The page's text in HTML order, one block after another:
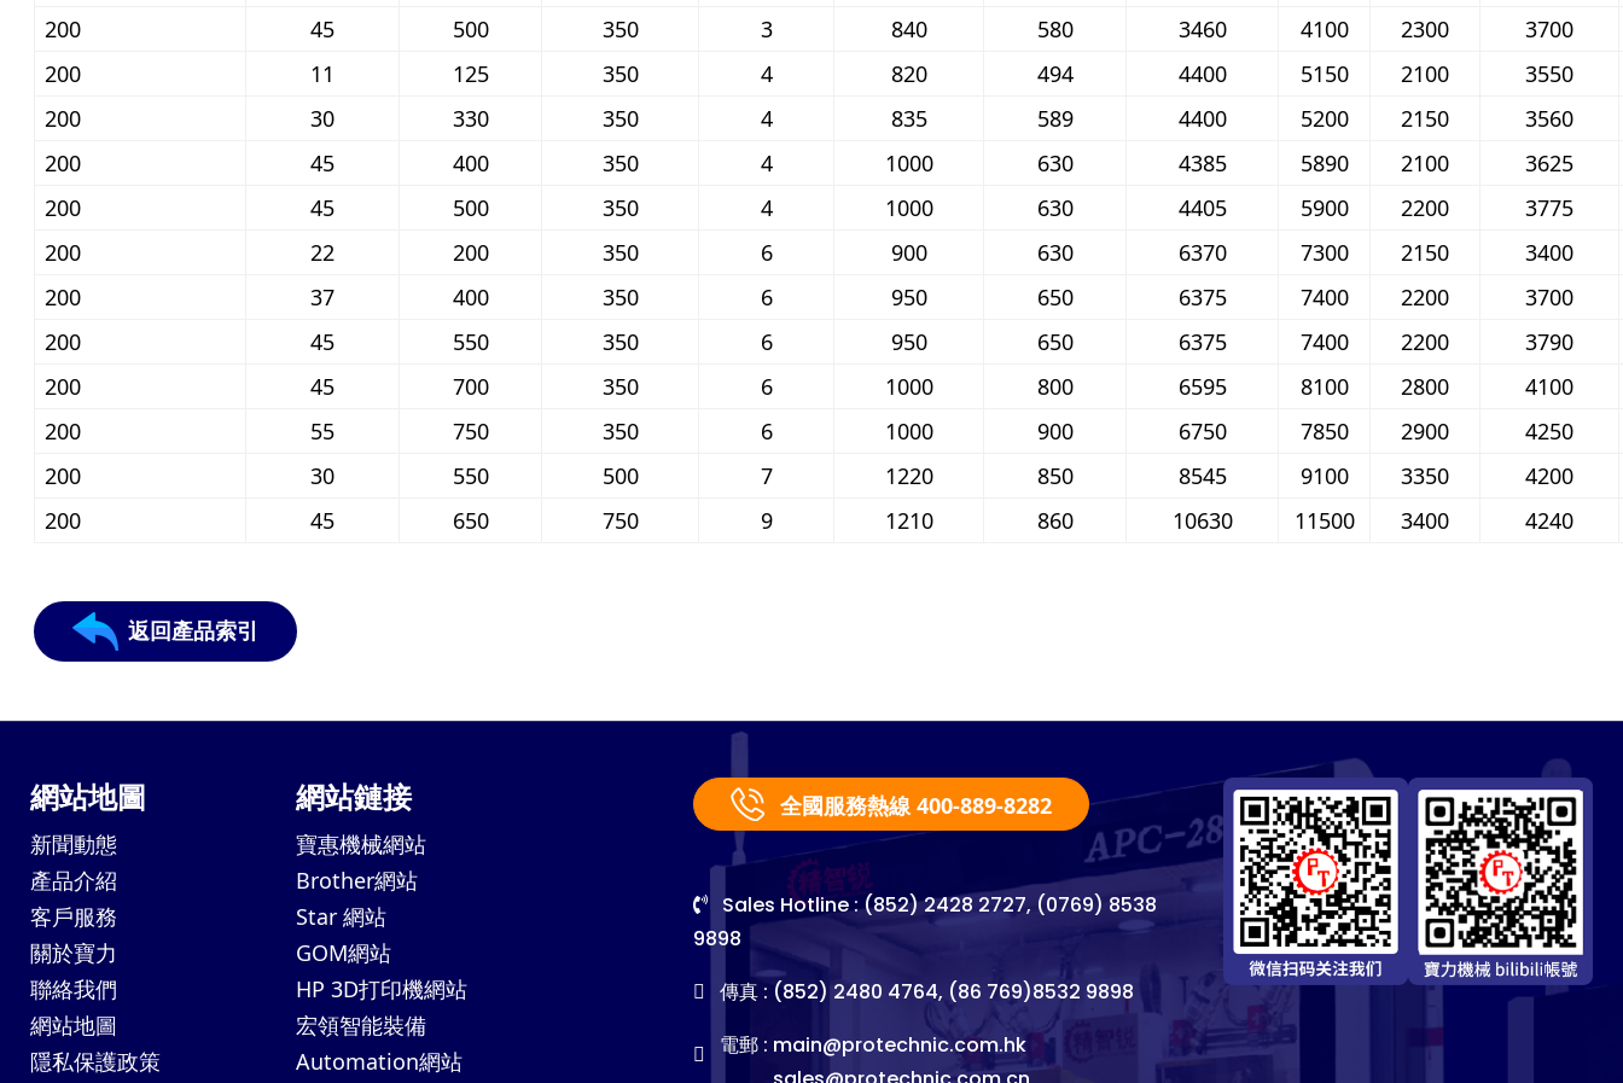
200
45 500 350 3 840 580 3460 4100 2300
3700
200
11 125 350 4 820 494 4400 5150 2100
3550
200
30 330 350 4 835 589 4400 5200 2150
3560
200
45 400 350 4 1000 630 4385 5890 2100
3625
200
45 500 350 4 1000 630 4405 5900 2200
3775
200
22 200 350 6 900 630 6370 7300 2150
3400
200
37 400 350 6 950 650 6375 7400 2200
3700
200
45 550 350 6 950 650 6375 7400 2200
3790
200
45 700 350 6 1000 800 6595 8100 2800
4100
200
55 750 350 6 1000 900 6750 7850 2900
4250
200
30 550 500 7 1220 850 8545 9100 3350
4200
200
45 650 750 9 1210 860 10630 11500 3400 4240
返回產品索引
網站地圖
新聞動態
產品介紹
客戶服務
關於寶力
聯絡我們
網站地圖
隱私保護政策
網站鏈接
寶惠機械網站
Brother網站
Star 網站
GOM網站
HP 3D打印機網站
宏領智能裝備
Automation網站
全國服務熱線 400-889-8282
Sales Hotline : (852) 2428 2727, (0769) 8538
9898
傳真 : (852) 2480 4764, (86 769)8532 9898
電郵 : main@protechnic.com.hk